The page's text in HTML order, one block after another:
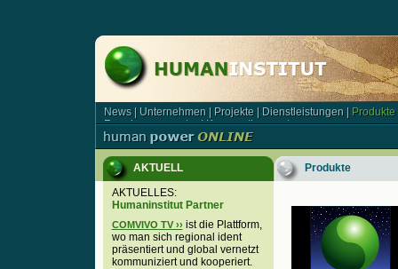
News | Unternehmen | Projekte | Dienstleistungen |
Forschungsagentur | Kooperationspartner
News| Unternehmen| Projekte| Dienstleistungen| Produkte
Forschungsagentur|Kooperationspartner
AKTUELL
Produkte
AKTUELLES:
Humaninstitut Partner
COMVIVO TV ›› ist die Plattform,
wo man sich regional ident
präsentiert und global vernetzt
kommuniziert und kooperiert.